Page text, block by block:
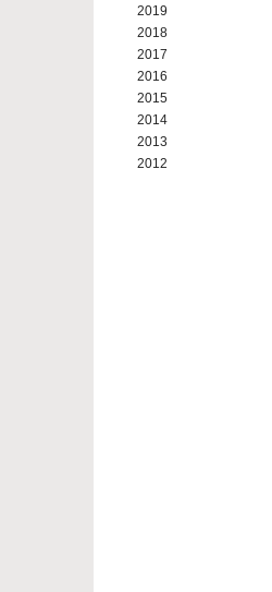
2019
2018
2017
2016
2015
2014
2013
2012